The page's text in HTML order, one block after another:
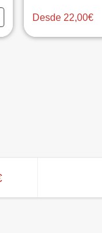
Desde 22,00€